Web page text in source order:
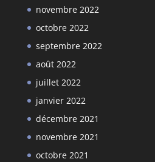
novembre 2022
octobre 2022
septembre 2022
août 2022
juillet 2022
janvier 2022
décembre 2021
novembre 2021
octobre 2021